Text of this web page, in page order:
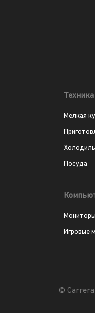
Мелкая
Посуда
Мониторы
Игровые
©